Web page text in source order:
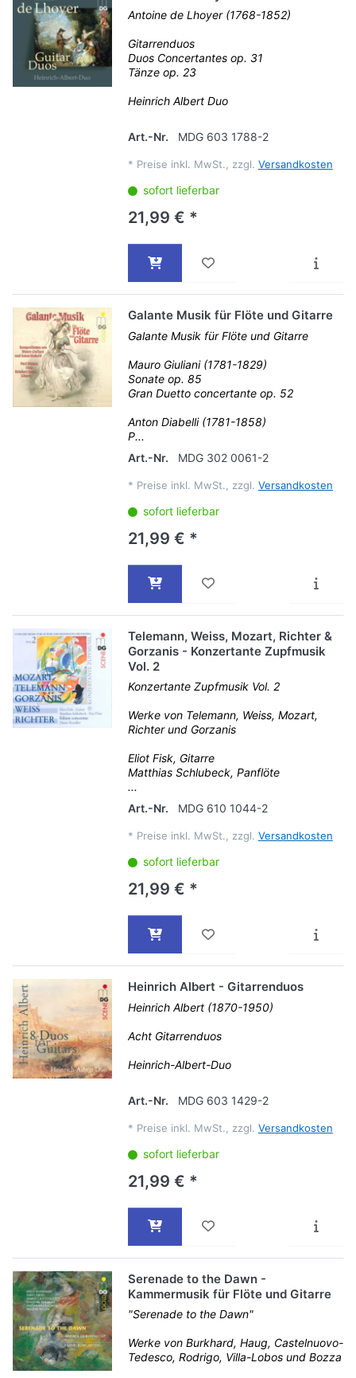
Antoine de Lhoyer (1768-1852)
Gitarrenduos
Duos Concertantes op. 31
Tänze op. 23
Heinrich Albert Duo
Art.-Nr. MDG 603 1788-2
* Preise inkl. MwSt., zzgl. Versandkosten
sofort lieferbar
21,99 € *
Galante Musik für Flöte und Gitarre
Galante Musik für Flöte und Gitarre
Mauro Giuliani (1781-1829)
Sonate op. 85
Gran Duetto concertante op. 52
Anton Diabelli (1781-1858)
P...
Art.-Nr.
MDG 302 0061-2
* Preise inkl. MwSt., zzgl. Versandkosten
sofort lieferbar
21,99 € *
Telemann, Weiss, Mozart, Richter &
Gorzanis - Konzertante Zupfmusik
Vol. 2
Konzertante Zupfmusik Vol. 2
Werke von Telemann, Weiss, Mozart,
Richter und Gorzanis
Eliot Fisk, Gitarre
Matthias Schlubeck, Panflöte
...
Art.-Nr.
MDG 610 1044-2
* Preise inkl. MwSt., zzgl. Versandkosten
sofort lieferbar
21,99 € *
Heinrich Albert - Gitarrenduos
Heinrich Albert (1870-1950)
Acht Gitarrenduos
Heinrich-Albert-Duo
Art.-Nr. MDG 603 1429-2
* Preise inkl. MwSt., zzgl. Versandkosten
sofort lieferbar
21,99 € *
Serenade to the Dawn -
Kammermusik für Flöte und Gitarre
"Serenade to the Dawn"
Werke von Burkhard, Haug, Castelnuovo-
Tedesco, Rodrigo, Villa-Lobos und Bozza